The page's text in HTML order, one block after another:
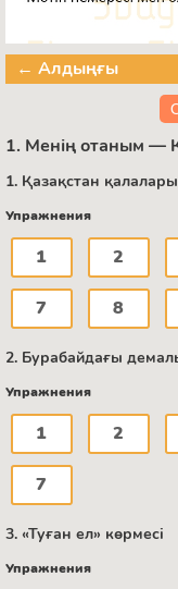
← Алдыңғы
1. Менің отаным —
1. Қазақстан қалалары
Упражнения
1 2
7 8
2. Бурабайдағы
Упражнения
1 2
7
3. «Туған ел» көрмесі
Упражнения